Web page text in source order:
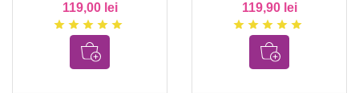
119,00 lei
star star star star star
119,90 lei
star star star star star